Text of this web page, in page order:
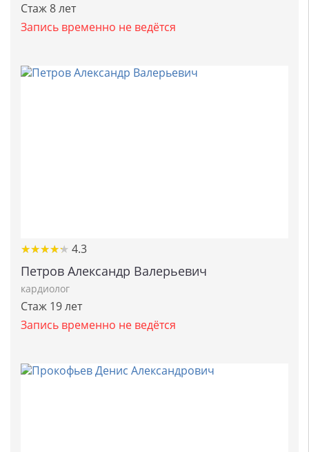
Стаж 8 лет
Запись временно не ведётся
★★★★★
★★★★★ 4.3
Петров Александр Валерьевич
кардиолог
Стаж 19 лет
Запись временно не ведётся